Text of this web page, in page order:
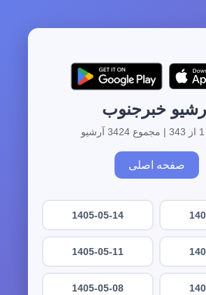
آرشیو خبرجنوب
صفحه اصلی
1405-05-14
1405-05-11
1405-05-08